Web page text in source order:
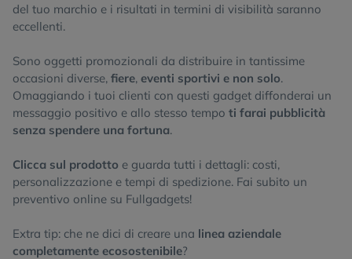
del tuo marchio e i risultati in termini di visibilità saranno
eccellenti.
Sono oggetti promozionali da distribuire in tantissime
occasioni diverse, fiere, eventi sportivi e non solo.
Omaggiando i tuoi clienti con questi gadget diffonderai un
messaggio positivo e allo stesso tempo ti farai pubblicità
senza spendere una fortuna.
Clicca sul prodotto e guarda tutti i dettagli: costi,
personalizzazione e tempi di spedizione. Fai subito un
preventivo online su Fullgadgets!
Extra tip: che ne dici di creare una linea aziendale
completamente ecosostenibile?